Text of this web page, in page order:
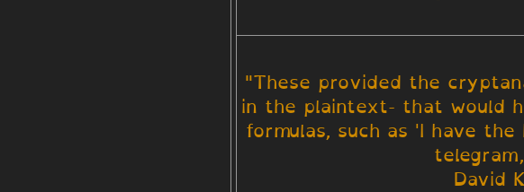
"These provided the
in the plaintext- that would
formulas, such as 'I have
David